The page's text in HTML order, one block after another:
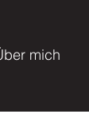
mich